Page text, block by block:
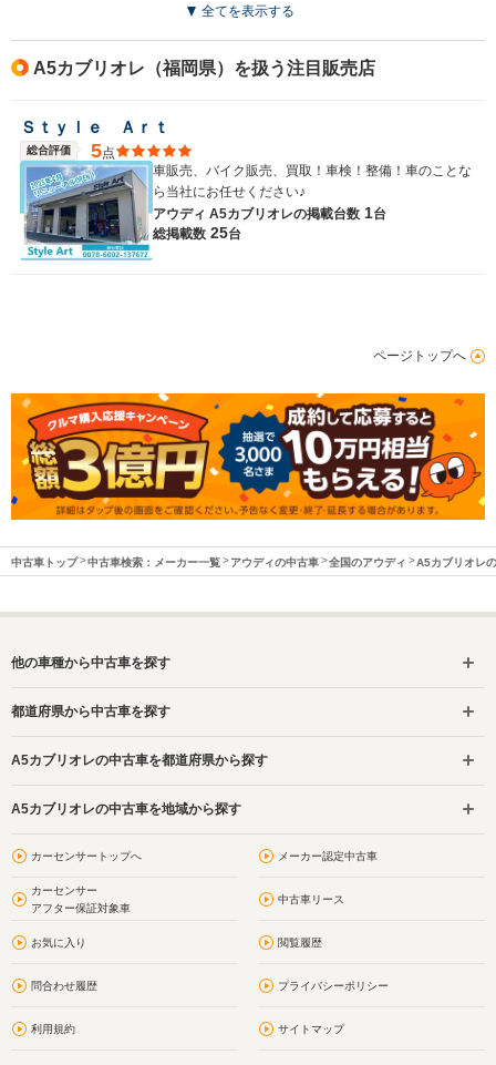
全てを表示する
A5カブリオレ（福岡県）を扱う注目販売店
Ｓｔｙｌｅ Ａｒｔ
総合評価 5点
車販売、バイク販売、買取！車検！整備！車のことな
ら当社にお任せください♪
アウディ A5カブリオレの掲載台数 1台
総掲載数 25台
ページトップへ
中古車トップ 中古車検索：メーカー一覧 アウディの中古車 全国のアウディ A5カブリオレ
他の車種から中古車を探す
都道府県から中古車を探す
A5カブリオレの中古車を都道府県から探す
A5カブリオレの中古車を地域から探す
カーセンサートップへ メーカー認定中古車
カーセンサー
アフター保証対象車
中古車リース
お気に入り 閲覧履歴
問合わせ履歴 プライバシーポリシー
利用規約 サイトマップ